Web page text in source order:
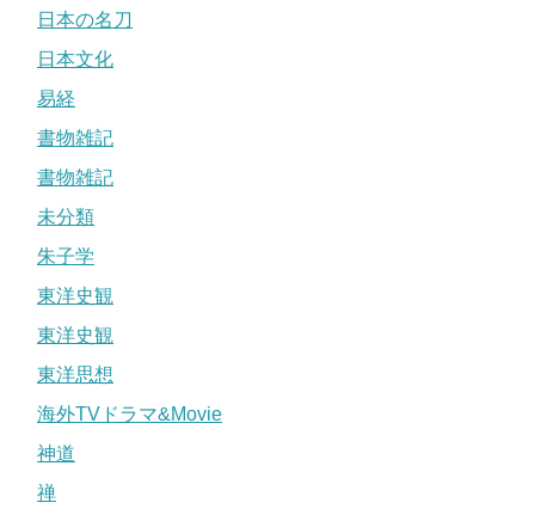
日本の名刀
日本文化
易経
書物雑記
書物雑記
未分類
朱子学
東洋史観
東洋史観
東洋思想
海外TVドラマ&Movie
神道
禅